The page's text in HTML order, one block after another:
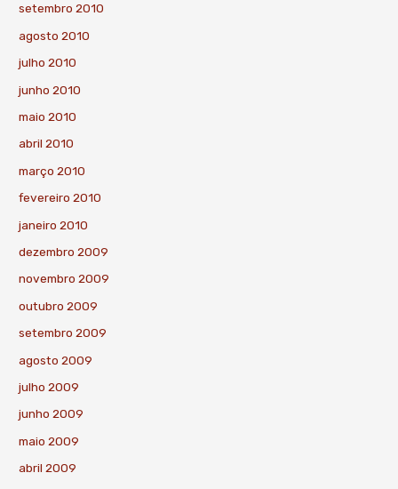
setembro 2010
agosto 2010
julho 2010
junho 2010
maio 2010
abril 2010
março 2010
fevereiro 2010
janeiro 2010
dezembro 2009
novembro 2009
outubro 2009
setembro 2009
agosto 2009
julho 2009
junho 2009
maio 2009
abril 2009